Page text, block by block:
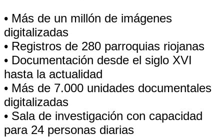
• Más de un millón de imágenes
digitalizadas
• Registros de 280 parroquias riojanas
• Documentación desde el siglo XVI
hasta la actualidad
• Más de 7.000 unidades documentales
digitalizadas
• Sala de investigación con capacidad
para 24 personas diarias